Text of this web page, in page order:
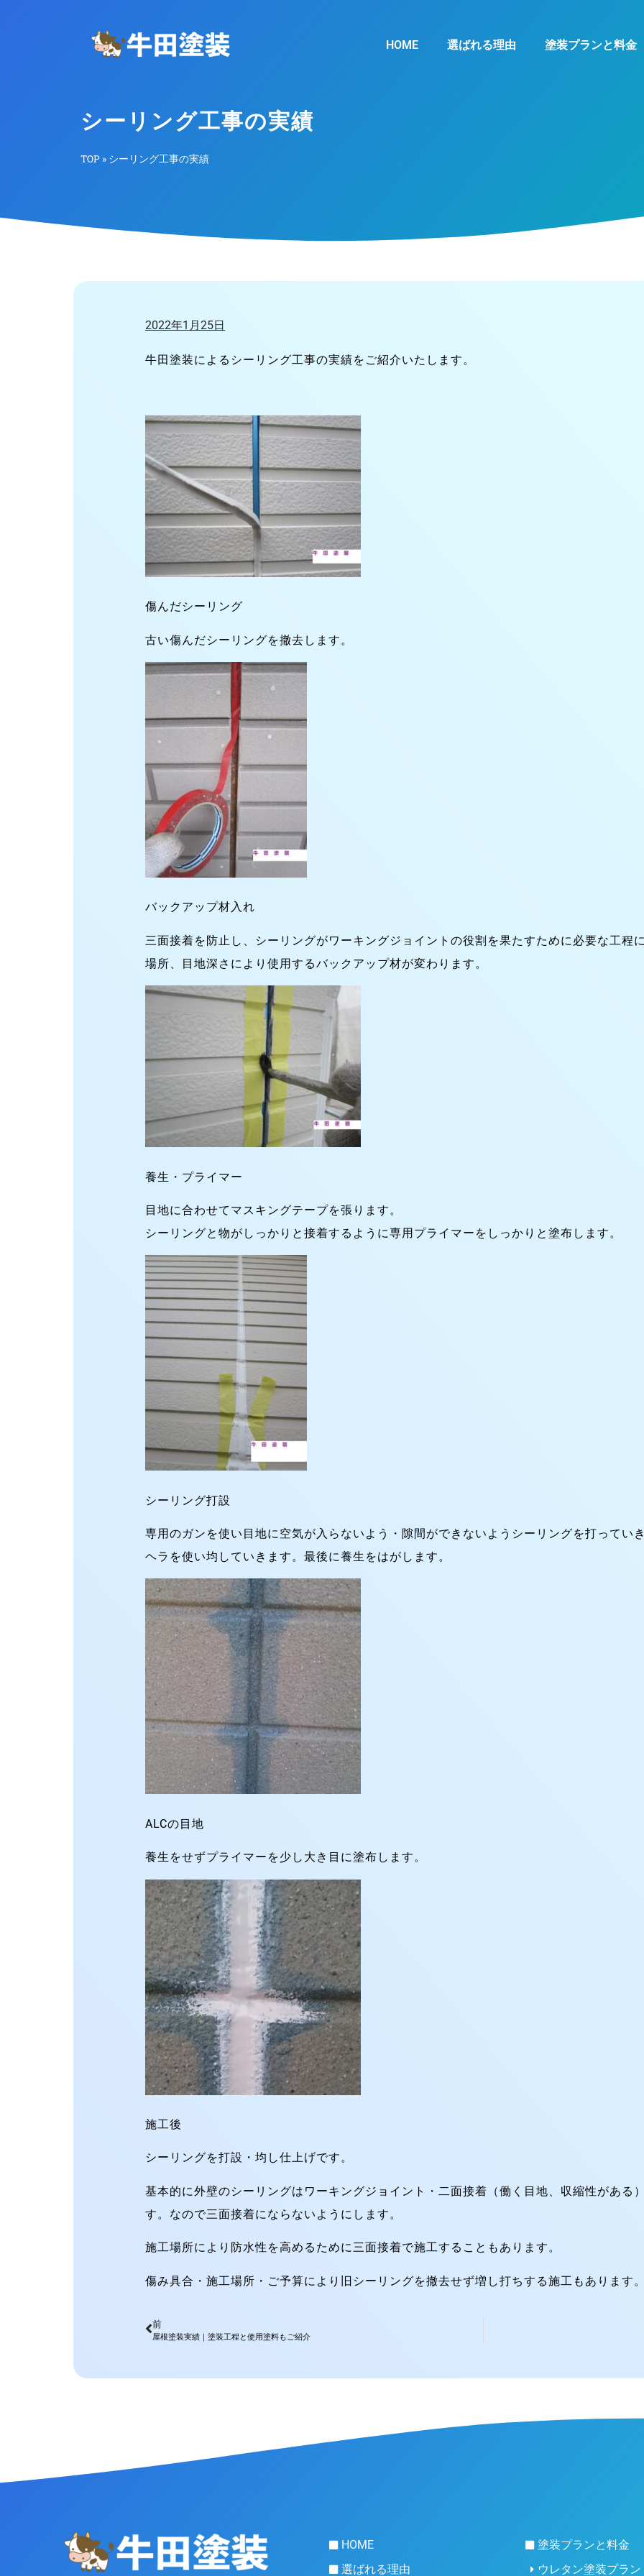
HOME 選ばれる理由 塗装プランと料金
シーリング工事の実績
TOP » シーリング工事の実績
2022年1月25日
牛田塗装によるシーリング工事の実績をご紹介いたします。
傷んだシーリング
古い傷んだシーリングを撤去します。
バックアップ材入れ
三面接着を防止し、シーリングがワーキングジョイントの役割を果たすために必要な工程
場所、目地深さにより使用するバックアップ材が変わります。
養生・プライマー
目地に合わせてマスキングテープを張ります。
シーリングと物がしっかりと接着するように専用プライマーをしっかりと塗布します。
シーリング打設
専用のガンを使い目地に空気が入らないよう・隙間ができないようシーリングを打ってい
ヘラを使い均していきます。最後に養生をはがします。
ALCの目地
養生をせずプライマーを少し大き目に塗布します。
施工後
シーリングを打設・均し仕上げです。
基本的に外壁のシーリングはワーキングジョイント・二面接着（働く目地、収縮性がある
す。なので三面接着にならないようにします。
施工場所により防水性を高めるために三面接着で施工することもあります。
傷み具合・施工場所・ご予算により旧シーリングを撤去せず増し打ちする施工もあります
前
屋根塗装実績｜塗装工程と使用塗料もご紹介
HOME
選ばれる理由
塗装プランと料金
ウレタン塗装プラン